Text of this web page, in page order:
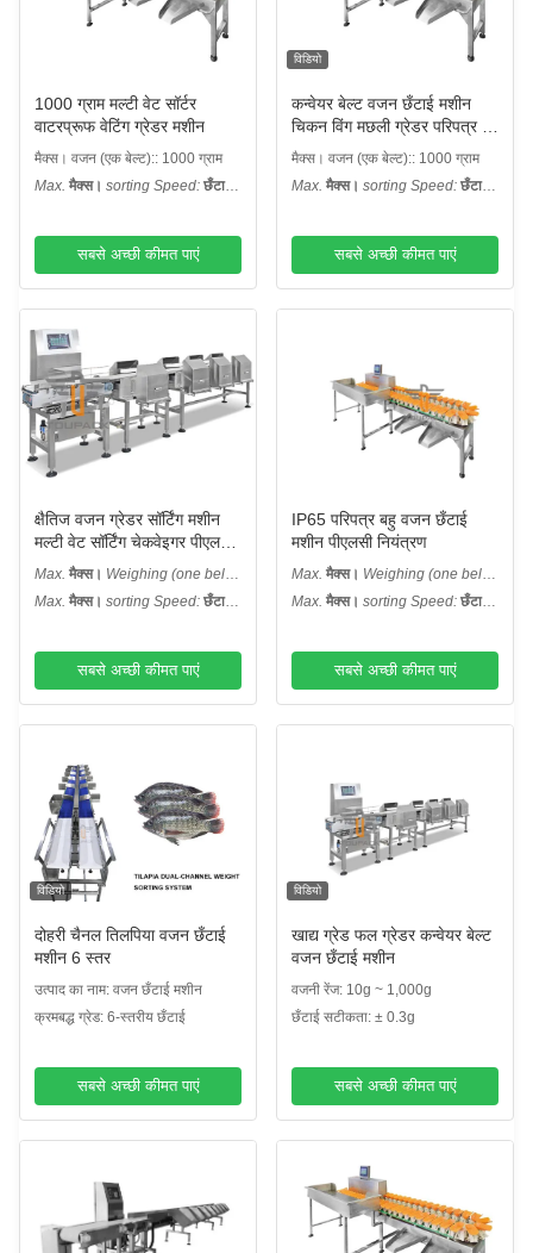
1000 ग्राम मल्टी वेट सॉर्टर
वाटरप्रूफ वेटिंग ग्रेडर मशीन
मैक्स। वजन (एक बेल्ट):: 1000 ग्राम
Max. मैक्स। sorting Speed: छँटाई
सबसे अच्छी कीमत पाएं
विडियो
कन्वेयर बेल्ट वजन छँटाई मशीन
चिकन विंग मछली ग्रेडर परिपत्र बहु
​​वजन छँटाई मशीन कन्वेयर बेल्ट के
मैक्स। वजन (एक बेल्ट):: 1000 ग्राम
Max. मैक्स। sorting Speed: छँटाई
सबसे अच्छी कीमत पाएं
क्षैतिज वजन ग्रेडर सॉर्टिंग मशीन
मल्टी वेट सॉर्टिंग चेकवेइगर पीएलसी
नियंत्रण
Max. मैक्स। Weighing (one belt):
वजन (एक बेल्ट):: 1000g
Max. मैक्स। sorting Speed: छँटाई
सबसे अच्छी कीमत पाएं
IP65 परिपत्र बहु ​​वजन छँटाई
मशीन पीएलसी नियंत्रण
Max. मैक्स। Weighing (one belt):
वजन (एक बेल्ट):: 1000g
Max. मैक्स। sorting Speed: छँटाई
सबसे अच्छी कीमत पाएं
विडियो
दोहरी चैनल तिलपिया वजन छँटाई
मशीन 6 स्तर
उत्पाद का नाम: वजन छँटाई मशीन
क्रमबद्ध ग्रेड: 6-स्तरीय छँटाई
सबसे अच्छी कीमत पाएं
विडियो
खाद्य ग्रेड फल ग्रेडर कन्वेयर बेल्ट
वजन छँटाई मशीन
वजनी रेंज: 10g ~ 1,000g
छँटाई सटीकता: ± 0.3g
सबसे अच्छी कीमत पाएं